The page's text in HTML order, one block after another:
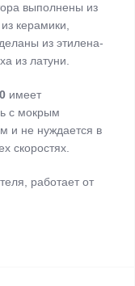
выполнены из
керамики,
из этилена-
из латуни.
имеет
с мокрым
и не нуждается в
скоростях.
работает от